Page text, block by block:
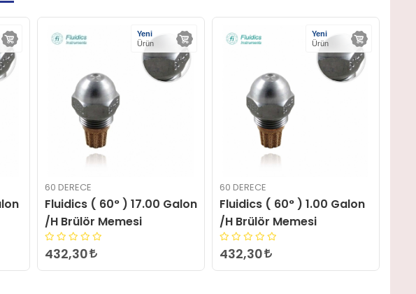
Yeni
Ürün
60 DERECE
Fluidics ( 60° ) 1.00 Galon
/H Brülör Memesi
432,30
Yeni
Ürün
60 DERECE
Fluidics ( 60° ) 3.00 Galon
/H Brülör Memesi
432,30